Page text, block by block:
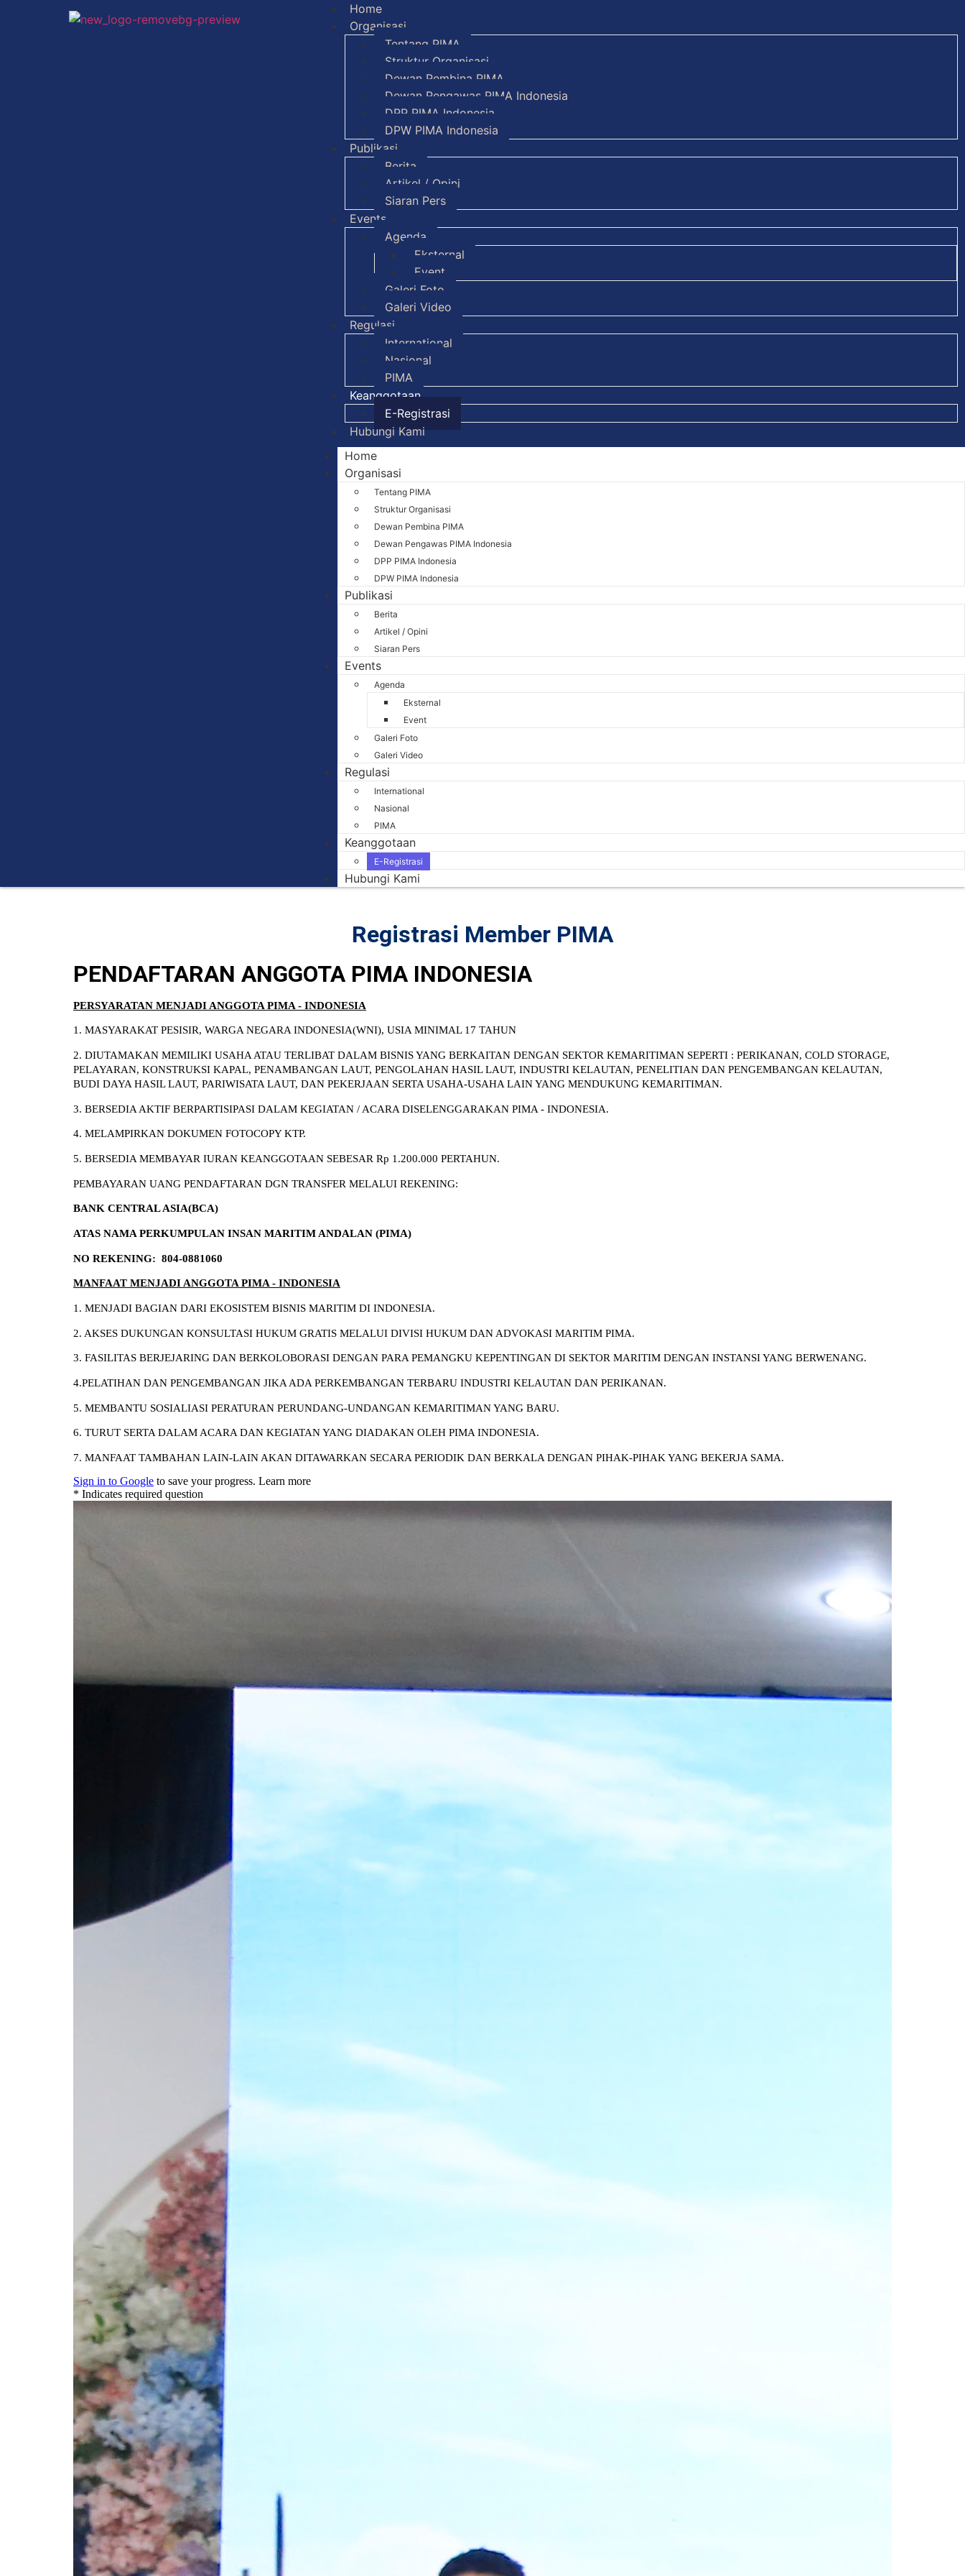
Home
Organisasi
Tentang PIMA
Struktur Organisasi
Dewan Pembina PIMA
Dewan Pengawas PIMA Indonesia
DPP PIMA Indonesia
DPW PIMA Indonesia
Publikasi
Berita
Artikel / Opini
Siaran Pers
Events
Agenda
Eksternal
Event
Galeri Foto
Galeri Video
Regulasi
International
Nasional
PIMA
Keanggotaan
E-Registrasi
Hubungi Kami
Home
Organisasi
Tentang PIMA
Struktur Organisasi
Dewan Pembina PIMA
Dewan Pengawas PIMA Indonesia
DPP PIMA Indonesia
DPW PIMA Indonesia
Publikasi
Berita
Artikel / Opini
Siaran Pers
Events
Agenda
Eksternal
Event
Galeri Foto
Galeri Video
Regulasi
International
Nasional
PIMA
Keanggotaan
E-Registrasi
Hubungi Kami
Registrasi Member PIMA